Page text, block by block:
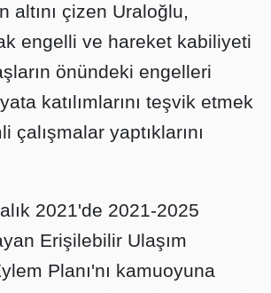
altını çizen Uraloğlu,
engelli ve hareket kabiliyeti
önündeki engelleri
katılımlarını teşvik etmek
çalışmalar yaptıklarını
2021'de 2021-2025
Erişilebilir Ulaşım
Planı'nı kamuoyuna